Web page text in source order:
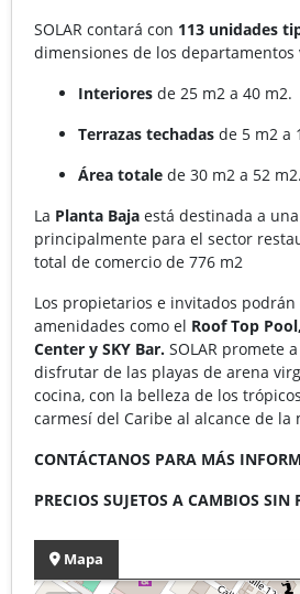
SOLAR contará con 113 unidades
dimensiones de los departamentos
Interiores de 25 m2 a 40 m2.
Terrazas techadas de 5 m2 a
Área totale de 30 m2 a 52 m2.
La Planta Baja está destinada a
principalmente para el sector
total de comercio de 776 m2
Los propietarios e invitados
amenidades como el Roof Top
Center y SKY Bar. SOLAR promete
disfrutar de las playas de arena
cocina, con la belleza de los
carmesí del Caribe al alcance de la
CONTÁCTANOS PARA MÁS
PRECIOS SUJETOS A CAMBIOS SIN
Mapa